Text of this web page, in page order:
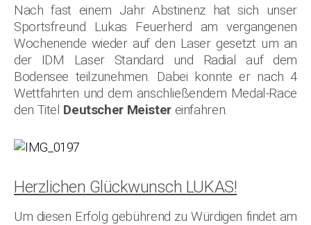
Nach fast einem Jahr Abstinenz hat sich unser
Sportsfreund Lukas Feuerherd am vergangenen
Wochenende wieder auf den Laser gesetzt um an
der IDM Laser Standard und Radial auf dem
Bodensee teilzunehmen. Dabei konnte er nach 4
Wettfahrten und dem anschließendem Medal-Race
den Titel Deutscher Meistereinfahren.
Herzlichen Glückwunsch LUKAS!
Um diesen Erfolg gebührend zu Würdigen findet am